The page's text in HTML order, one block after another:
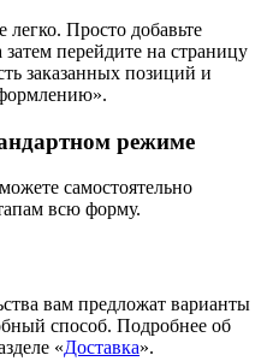
Просто добавьте
перейдите на страницу
заказанных позиций и
режиме
самостоятельно
всю форму.
вам предложат варианты
способ. Подробнее об
«Доставка».